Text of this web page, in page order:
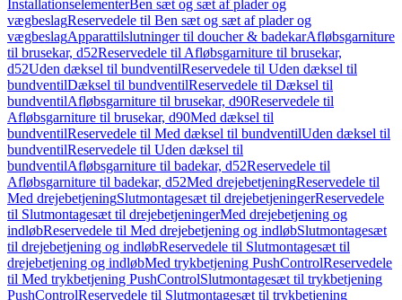
InstallationselementerBen sæt og sæt af plader og
vægbeslagReservedele til Ben sæt og sæt af plader og
vægbeslagApparattilslutninger til doucher & badekarAfløbsgarniture
til brusekar, d52Reservedele til Afløbsgarniture til brusekar,
d52Uden dæksel til bundventilReservedele til Uden dæksel til
bundventilDæksel til bundventilReservedele til Dæksel til
bundventilAfløbsgarniture til brusekar, d90Reservedele til
Afløbsgarniture til brusekar, d90Med dæksel til
bundventilReservedele til Med dæksel til bundventilUden dæksel til
bundventilReservedele til Uden dæksel til
bundventilAfløbsgarniture til badekar, d52Reservedele til
Afløbsgarniture til badekar, d52Med drejebetjeningReservedele til
Med drejebetjeningSlutmontagesæt til drejebetjeningerReservedele
til Slutmontagesæt til drejebetjeningerMed drejebetjening og
indløbReservedele til Med drejebetjening og indløbSlutmontagesæt
til drejebetjening og indløbReservedele til Slutmontagesæt til
drejebetjening og indløbMed trykbetjening PushControlReservedele
til Med trykbetjening PushControlSlutmontagesæt til trykbetjening
PushControlReservedele til Slutmontagesæt til trykbetjening